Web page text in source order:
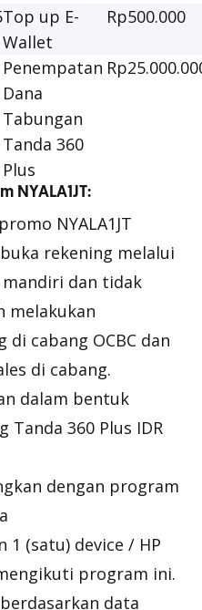
Top up E-
Wallet
Rp500.000
Penempatan
Dana
Tabungan
Tanda 360
Plus
NYALA1JT:
NYALA1JT
rekening melalui
mandiri dan tidak
melakukan
cabang OCBC dan
di cabang.
dalam bentuk
Tanda 360 Plus IDR
dengan program
1 (satu) device / HP
program ini.
data